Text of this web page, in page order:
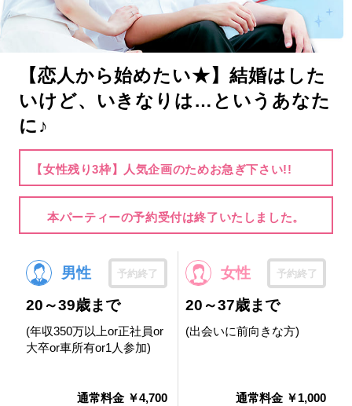
【恋人から始めたい★】結婚はした
いけど、いきなりは…というあなた
に♪
【女性残り3枠】人気企画のためお急ぎ下さい!!
本パーティーの予約受付は終了いたしました。
男性 予約終了
20～39歳まで
(年収350万以上or正社員or
大卒or車所有or1人参加)
通常料金 ￥4,700
女性 予約終了
20～37歳まで
(出会いに前向きな方)
通常料金 ￥1,000